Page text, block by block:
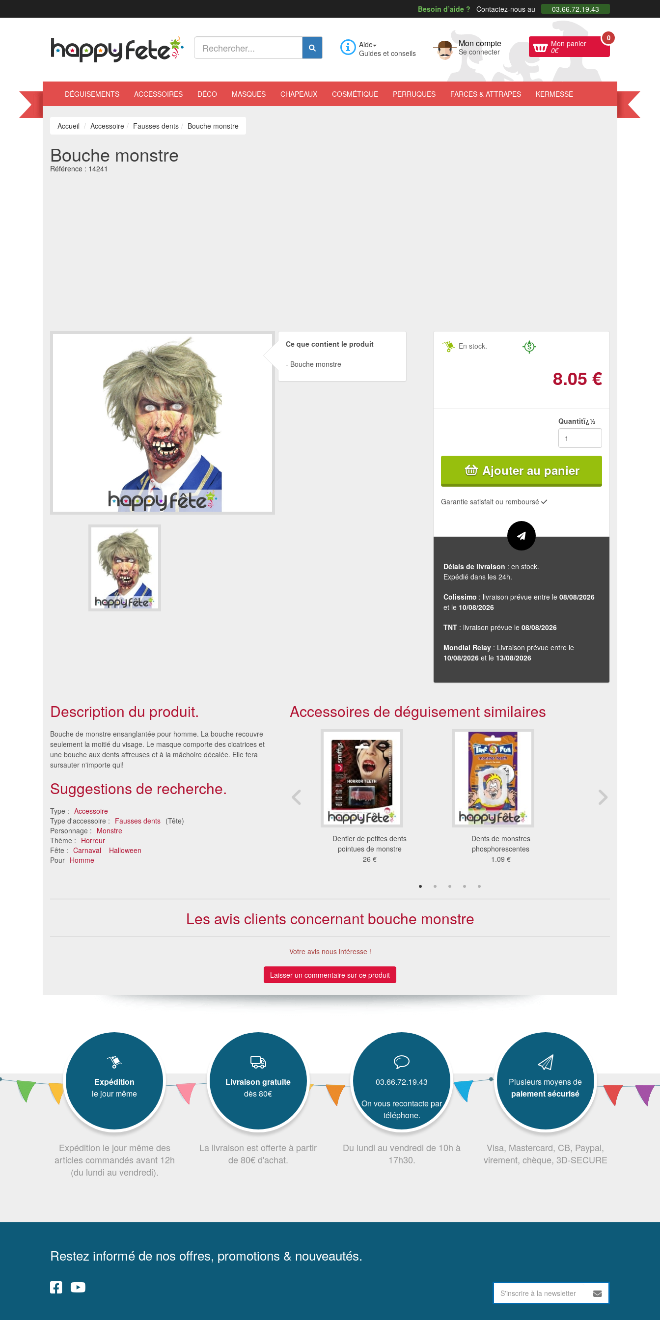
Besoin d’aide ? Contactez-nous au 03.66.72.19.43
Aide
Guides et conseils
Mon compte
Se connecter
Mon panier
0€
0
DÉGUISEMENTS ACCESSOIRES DÉCO MASQUES CHAPEAUX COSMÉTIQUE PERRUQUES FARCES & ATTRAPES KERMESSE
Accueil Accessoire Fausses dents Bouche monstre
Bouche monstre
Référence : 14241
Ce que contient le produit
Bouche monstre
En stock.
8.05 €
Quantitï¿½
Ajouter au panier
Garantie satisfait ou remboursé
Délais de livraison : en stock.
Expédié dans les 24h.
Colissimo : livraison prévue entre le 08/08/2026
et le 10/08/2026
TNT : livraison prévue le 08/08/2026
Mondial Relay : Livraison prévue entre le
10/08/2026 et le 13/08/2026
Description du produit.
Bouche de monstre ensanglantée pour homme. La bouche recouvre
seulement la moitié du visage. Le masque comporte des cicatrices et
une bouche aux dents affreuses et à la mâchoire décalée. Elle fera
sursauter n'importe qui!
Suggestions de recherche.
Type : Accessoire
Type d'accessoire : Fausses dents (Tête)
Personnage : Monstre
Thème : Horreur
Fête : Carnaval
Halloween
Pour Homme
Accessoires de déguisement similaires
Dentiers horribles
4.61 €
Dentier de petites dents
pointues de monstre
26 €
Dents de monstres
phosphorescentes
1.09 €
Les avis clients concernant bouche monstre
Votre avis nous intéresse !
Laisser un commentaire sur ce produit
Expédition
le jour même
Expédition le jour même des
articles commandés avant 12h
(du lundi au vendredi).
Livraison gratuite
dès 80€
La livraison est offerte à partir
de 80€ d'achat.
03.66.72.19.43
On vous recontacte par
téléphone.
Du lundi au vendredi de 10h à
17h30.
Plusieurs moyens de
paiement sécurisé
Visa, Mastercard, CB, Paypal,
virement, chèque, 3D-SECURE
Restez informé de nos offres, promotions & nouveautés.